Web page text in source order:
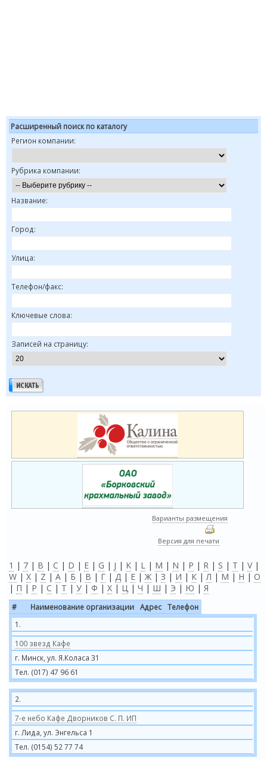
Расширенный поиск по каталогу
Регион компании:
Рубрика компании:
Название:
Город:
Улица:
Телефон/факс:
Ключевые слова:
Записей на страницу:
Варианты размещения
Версия для печати
1 | 7 | B | C | D | E | G | J | K | L | M | N | P | R | S | T | V|
W | X | Z | А | Б | В | Г | Д | Е | Ж | З | И | К |Л | М | Н | О
| П | Р | С | Т | У | Ф | Х | Ц | Ч | Ш | Э | Ю | Я
# Наименование организации Адрес
Телефон
1.
100 звезд Кафе
г. Минск, ул. Я.Коласа 31
Тел. (017) 47 96 61
2.
7-е небо Кафе Дворников С. П. ИП
г. Лида, ул. Энгельса 1
Тел. (0154) 52 77 74